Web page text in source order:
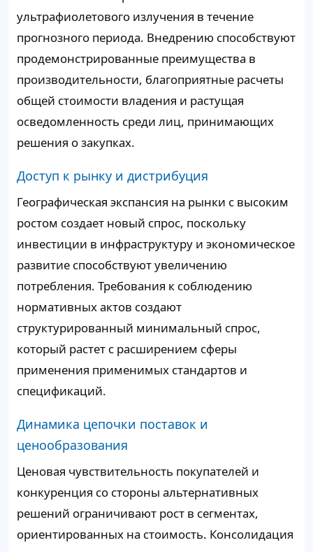
ультрафиолетового излучения в течение
прогнозного периода. Внедрению способствуют
продемонстрированные преимущества в
производительности, благоприятные расчеты
общей стоимости владения и растущая
осведомленность среди лиц, принимающих
решения о закупках.
Доступ к рынку и дистрибуция
Географическая экспансия на рынки с высоким
ростом создает новый спрос, поскольку
инвестиции в инфраструктуру и экономическое
развитие способствуют увеличению
потребления. Требования к соблюдению
нормативных актов создают
структурированный минимальный спрос,
который растет с расширением сферы
применения применимых стандартов и
спецификаций.
Динамика цепочки поставок и
ценообразования
Ценовая чувствительность покупателей и
конкуренция со стороны альтернативных
решений ограничивают рост в сегментах,
ориентированных на стоимость. Консолидация